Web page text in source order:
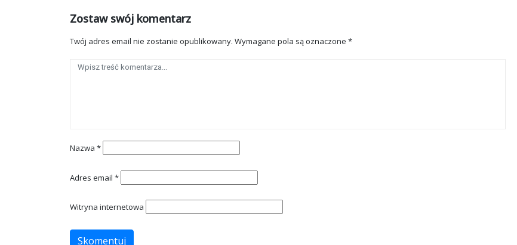
Zostaw swój komentarz
Twój adres email nie zostanie opublikowany. Wymagane pola są oznaczone *
Nazwa *
Adres email *
Witryna internetowa